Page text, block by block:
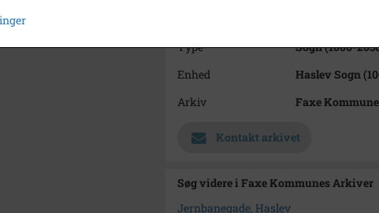
Type
Sogn (1000-
Enhed
Haslev Sogn
Arkiv
Faxe
Kontakt arkivet
Søg videre i Faxe Kommunes Arkiver
Jernbanegade, Haslev